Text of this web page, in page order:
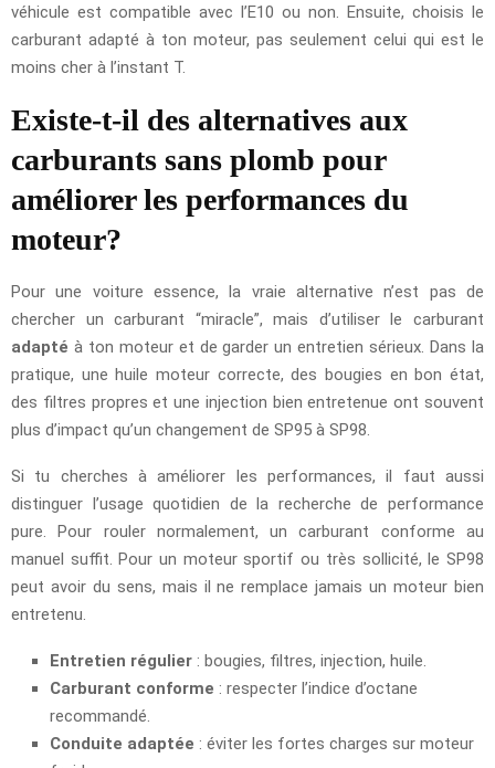
véhicule est compatible avec l’E10 ou non. Ensuite, choisis le
carburant adapté à ton moteur, pas seulement celui qui est le
moins cher à l’instant T.
Existe-t-il des alternatives aux
carburants sans plomb pour
améliorer les performances du
moteur?
Pour une voiture essence, la vraie alternative n’est pas de
chercher un carburant “miracle”, mais d’utiliser le carburant
adapté à ton moteur et de garder un entretien sérieux. Dans la
pratique, une huile moteur correcte, des bougies en bon état,
des filtres propres et une injection bien entretenue ont souvent
plus d’impact qu’un changement de SP95 à SP98.
Si tu cherches à améliorer les performances, il faut aussi
distinguer l’usage quotidien de la recherche de performance
pure. Pour rouler normalement, un carburant conforme au
manuel suffit. Pour un moteur sportif ou très sollicité, le SP98
peut avoir du sens, mais il ne remplace jamais un moteur bien
entretenu.
Entretien régulier : bougies, filtres, injection, huile.
Carburant conforme : respecter l’indice d’octane
recommandé.
Conduite adaptée : éviter les fortes charges sur moteur